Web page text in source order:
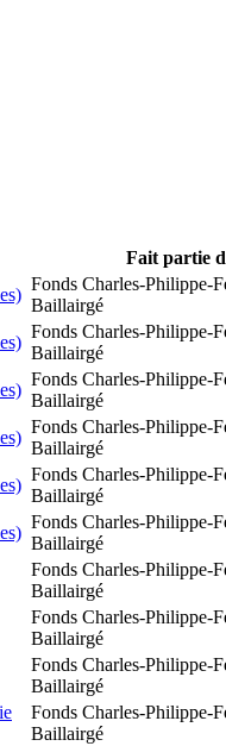
Fait partie
Fonds Charles-Philippe-
Baillairgé
Fonds Charles-Philippe-
Baillairgé
Fonds Charles-Philippe-
Baillairgé
Fonds Charles-Philippe-
Baillairgé
Fonds Charles-Philippe-
Baillairgé
Fonds Charles-Philippe-
Baillairgé
Fonds Charles-Philippe-
Baillairgé
Fonds Charles-Philippe-
Baillairgé
Fonds Charles-Philippe-
Baillairgé
Fonds Charles-Philippe-
Baillairgé